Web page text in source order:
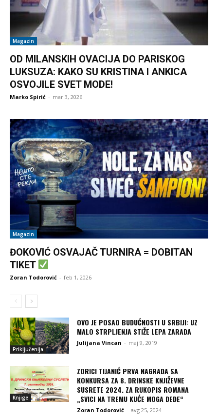
Magazin
OD MILANSKIH OVACIJA DO PARISKOG
LUKSUZA: KAKO SU KRISTINA I ANKICA
OSVOJILE SVET MODE!
Marko Spirić - mar 3, 2026
Magazin
ĐOKOVIĆ OSVAJAČ TURNIRA = DOBITAN
TIKET
Zoran Todorović - feb 1, 2026
Priključenija
OVO JE POSAO BUDUĆNOSTI U SRBIJI: UZ
MALO STRPLJENJA STIŽE LEPA ZARADA
Julijana Vincan - maj 9, 2019
Knjige
ZORICI TIJANIĆ PRVA NAGRADA SA
KONKURSA ZA 8. DRINSKE KNJIŽEVNE
SUSRETE 2024. ZA RUKOPIS ROMANA
„SVICI NA TREMU KUĆE MOGA DEDE“
Zoran Todorović - avg 25, 2024